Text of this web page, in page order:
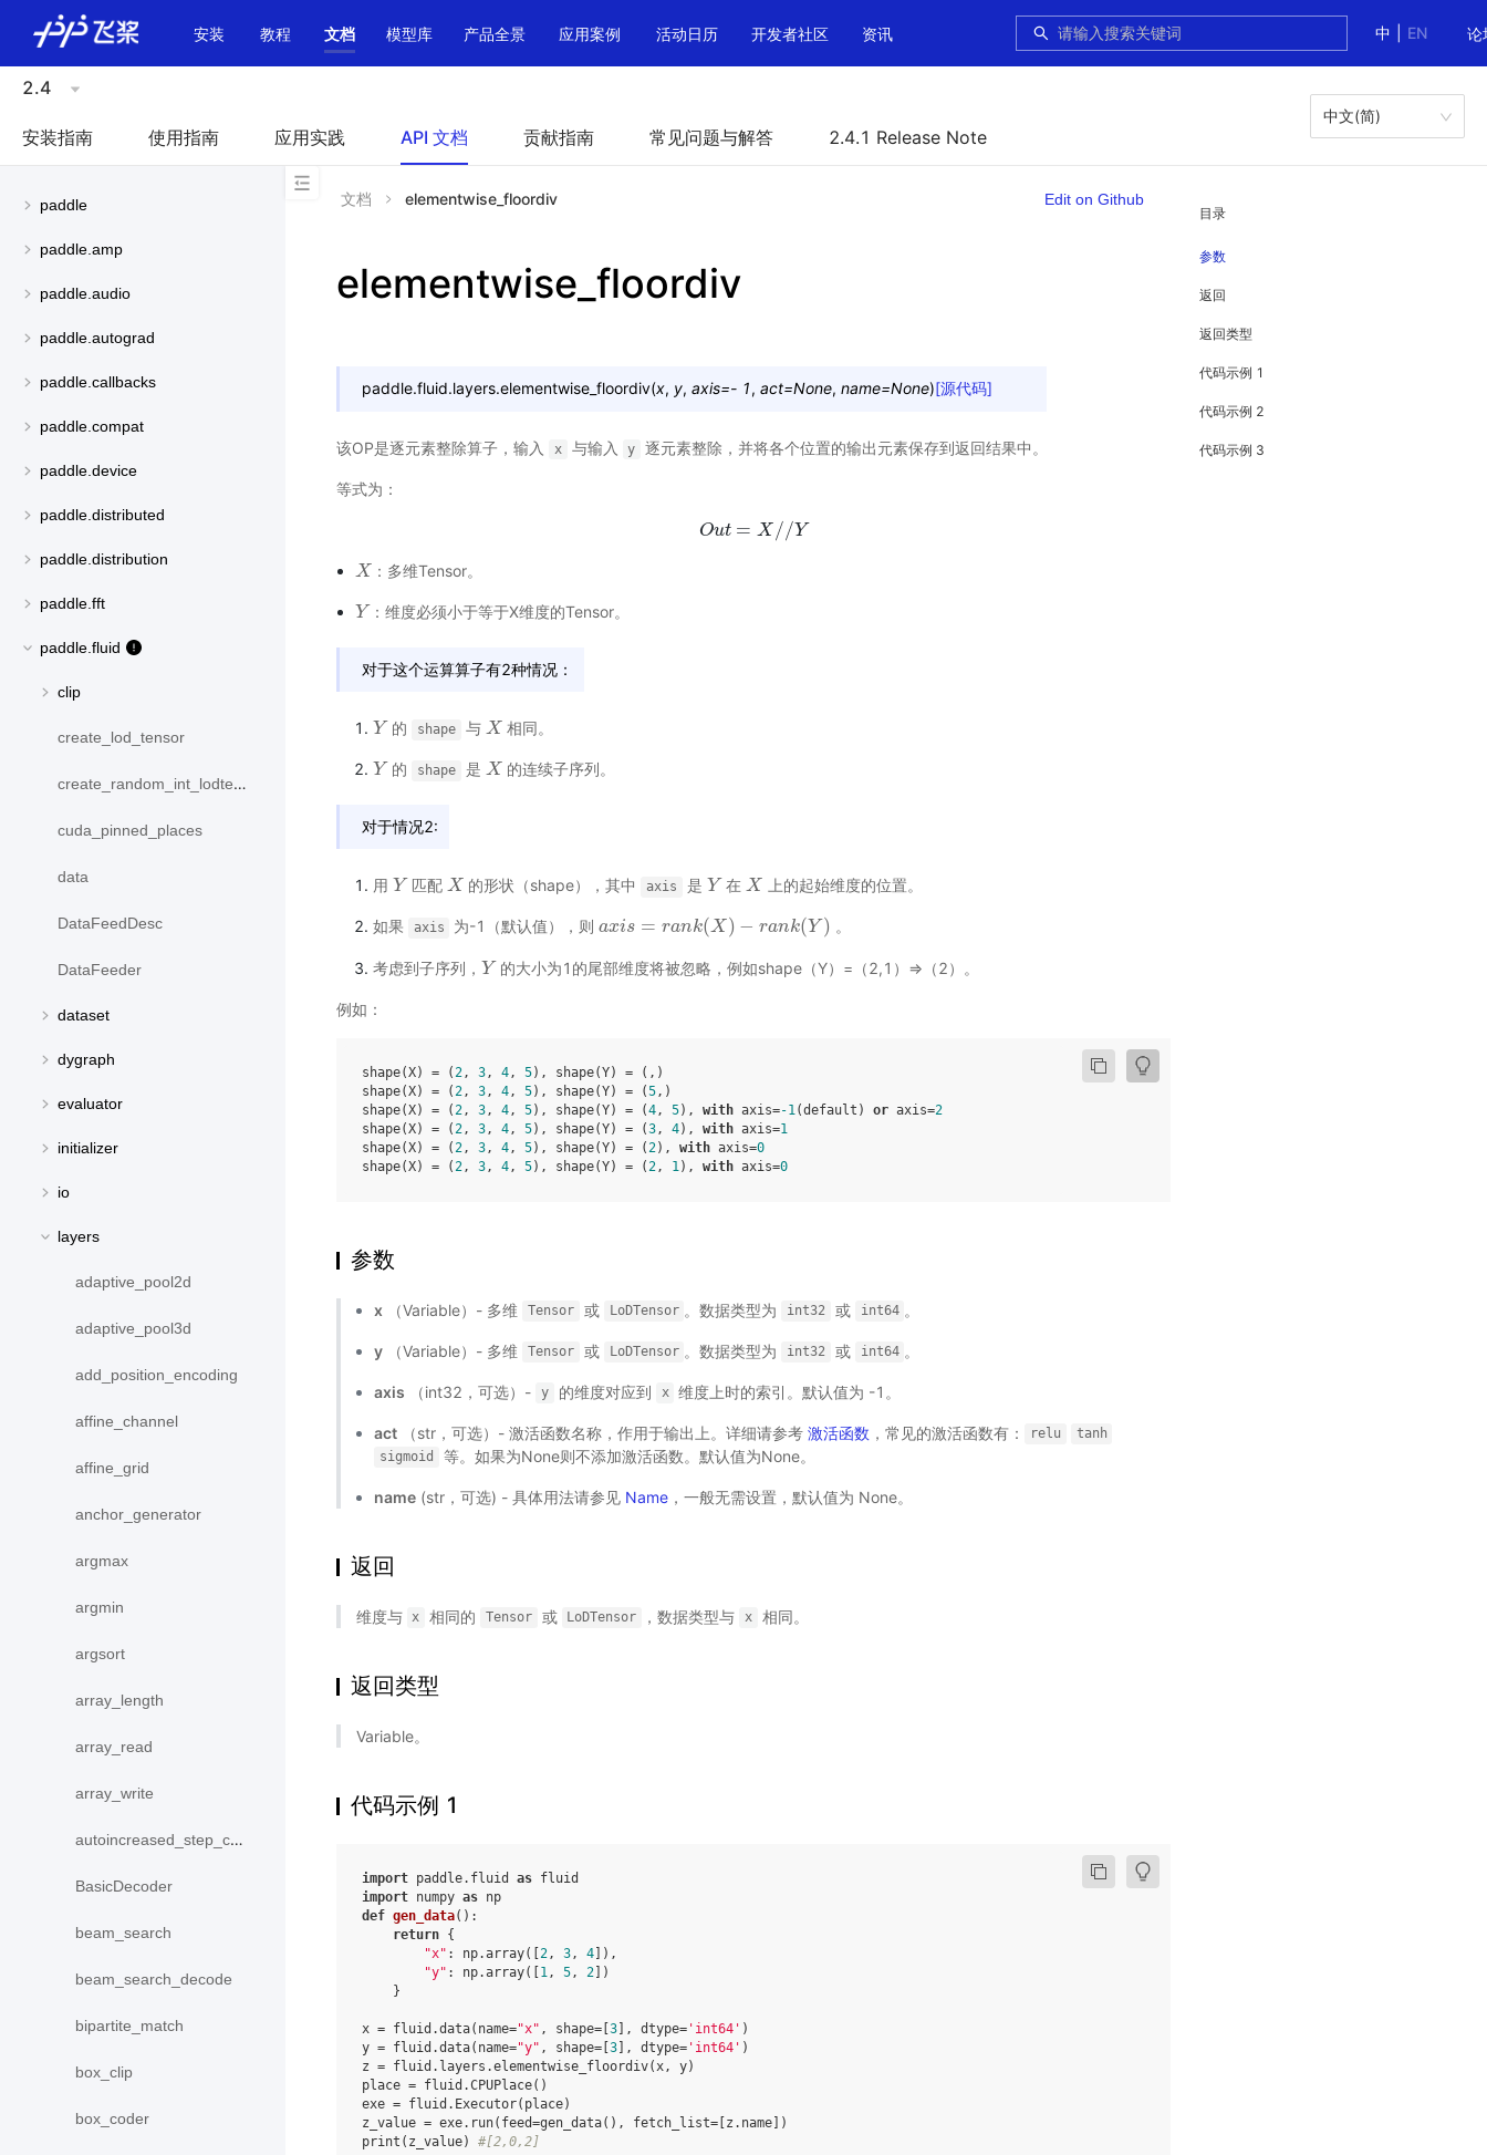
中
EN 论
安装 教程 文档 模型库 产品全景 应用案例 活动日历 开发者社区 资讯
2.4
安装指南 使用指南 应用实践 API 文档 贡献指南 常见问题与解答 2.4.1 Release Note
中文(简)
paddle
paddle.amp
paddle.audio
paddle.autograd
paddle.callbacks
paddle.compat
paddle.device
paddle.distributed
paddle.distribution
paddle.fft
paddle.fluid
clip
create_lod_tensor
create_random_int_lodtensor
cuda_pinned_places
data
DataFeedDesc
DataFeeder
dataset
dygraph
evaluator
initializer
io
layers
adaptive_pool2d
adaptive_pool3d
add_position_encoding
affine_channel
affine_grid
anchor_generator
argmax
argmin
argsort
array_length
array_read
array_write
autoincreased_step_counter
BasicDecoder
beam_search
beam_search_decode
bipartite_match
box_clip
box_coder
目录
参数
返回
返回类型
代码示例 1
代码示例 2
代码示例 3
文档 elementwise_floordiv Edit on Github
elementwise_floordiv
paddle.fluid.layers.elementwise_floordiv(x, y, axis=- 1, act=None, name=None)[源代码]
该OP是逐元素整除算子，输入 x 与输入 y 逐元素整除，并将各个位置的输出元素保存到返回结果中。
等式为：
Out = X //Y
O ut= X// Y
X
X ：多维Tensor。
Y
Y ：维度必须小于等于X维度的Tensor。
对于这个运算算子有2种情况：
Y
Y 的 shape 与 X
X 相同。
Y
Y 的 shape 是 X
X 的连续子序列。
对于情况2:
用 Y
Y 匹配 X
X 的形状（shape），其中 axis 是 Y
Y 在 X
X 上的起始维度的位置。
如果 axis 为-1（默认值），则axis = rank(X ) − rank(Y)
axis= ran k(X)−rank( Y) 。
考虑到子序列， Y
Y 的大小为1的尾部维度将被忽略，例如shape（Y）=（2,1）=>（2）。
例如：
shape(X) = ( 2 , 3 , 4 , 5), shape(Y) = (,)
shape(X) = ( 2 , 3 , 4 , 5), shape(Y) = (5 ,)
shape(X) = ( 2 , 3 , 4 , 5), shape(Y) = (4 , 5), with axis=-1 (default) or axis=2
shape(X) = ( 2 , 3 , 4 , 5), shape(Y) = (3 , 4), with axis=1
shape(X) = ( 2 , 3 , 4 , 5), shape(Y) = ( 2), with axis=0
shape(X) = ( 2 , 3 , 4 , 5), shape(Y) = ( 2 , 1 ), with axis=0
参数
x （Variable）- 多维 Tensor 或 LoDTensor 。数据类型为 int32 或 int64 。
y （Variable）- 多维 Tensor 或 LoDTensor 。数据类型为 int32 或 int64 。
axis （int32，可选）- y 的维度对应到 x 维度上时的索引。默认值为 -1。
act （str，可选）- 激活函数名称，作用于输出上。详细请参考激活函数 ，常见的激活函数有： relu
tanh
sigmoid
等。如果为None则不添加激活函数。默认值为None。
name (str，可选) - 具体用法请参见 Name ，一般无需设置，默认值为 None。
返回
维度与 x 相同的 Tensor 或 LoDTensor ，数据类型与 x 相同。
返回类型
Variable。
代码示例 1
import paddle.fluid as fluid
import numpy as np
def gen_data():
return {
"x" : np.array([2 , 3 , 4]),
"y" : np.array([1 , 5 , 2])
}
x = fluid .data( name="x" , shape= [3], dtype= 'int64' )
y = fluid .data( name="y" , shape= [3], dtype= 'int64' )
z = fluid . layers .elementwise_floordiv( x , y)
place = fluid .CPUPlace()
exe = fluid . Executor( place)
z_value = exe. run( feed=gen_data(), fetch_list= [z . name])
print ( z_value) #[2,0,2]